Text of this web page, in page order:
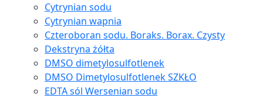
Cytrynian sodu
Cytrynian wapnia
Czteroboran sodu. Boraks. Borax. Czysty
Dekstryna żółta
DMSO dimetylosulfotlenek
DMSO Dimetylosulfotlenek SZKŁO
EDTA sól Wersenian sodu